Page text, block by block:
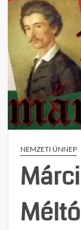
NEMZETI ÜNNEP